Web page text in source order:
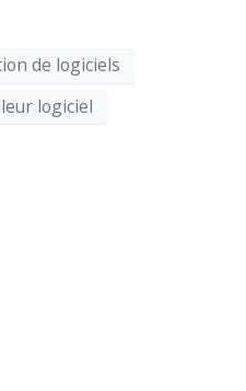
de logiciels
logiciel